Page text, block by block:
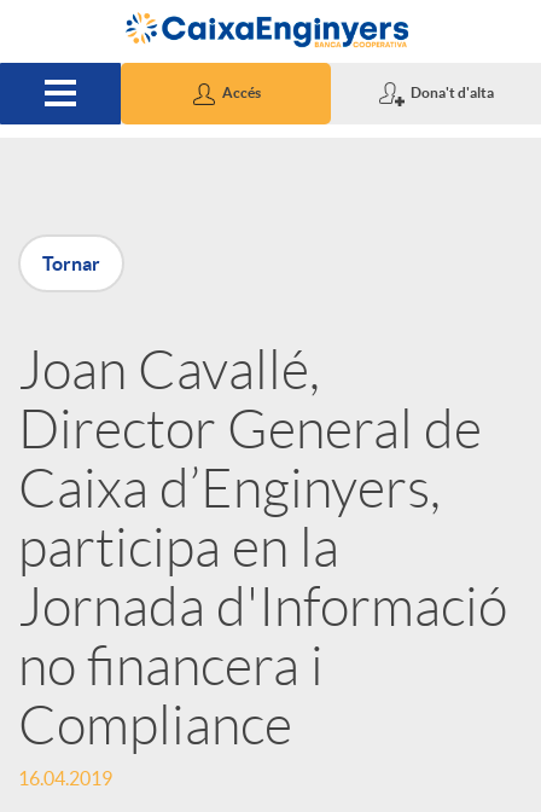
Salta al contingut principal
Accés Dona't d'alta
P
u
b
l
i
c
a
d
Tornar
Joan Cavallé,
Director General de
Caixa d’Enginyers,
participa en la
Jornada d'Informació
no financera i
Compliance
16.04.2019